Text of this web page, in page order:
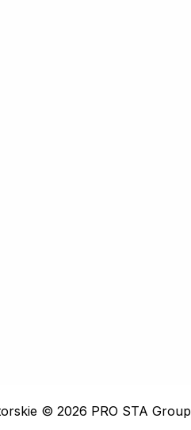
© 2026 PRO STA Group